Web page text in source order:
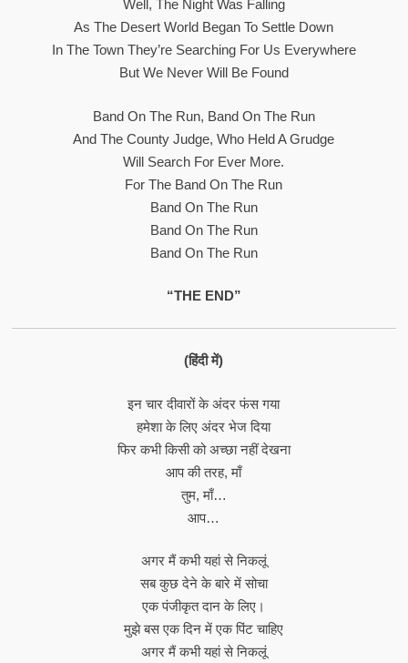
Well, The Night Was Falling
As The Desert World Began To Settle Down
In The Town They’re Searching For Us Everywhere
But We Never Will Be Found
Band On The Run, Band On The Run
And The County Judge, Who Held A Grudge
Will Search For Ever More.
For The Band On The Run
Band On The Run
Band On The Run
Band On The Run
“THE END”
(हिंदी में)
इन चार दीवारों के अंदर फंस गया
हमेशा के लिए अंदर भेज दिया
फिर कभी किसी को अच्छा नहीं देखना
आप की तरह, माँ
तुम, माँ…
आप…
अगर मैं कभी यहां से निकलूं
सब कुछ देने के बारे में सोचा
एक पंजीकृत दान के लिए।
मुझे बस एक दिन में एक पिंट चाहिए
अगर मैं कभी यहां से निकलूं